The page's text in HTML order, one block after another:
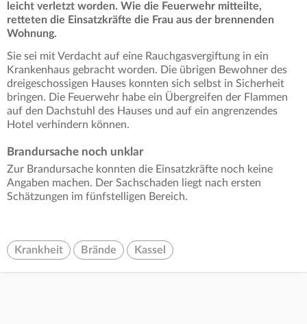
leicht verletzt worden. Wie die Feuerwehr mitteilte,
retteten die Einsatzkräfte die Frau aus der brennenden
Wohnung.
Sie sei mit Verdacht auf eine Rauchgasvergiftung in ein
Krankenhaus gebracht worden. Die übrigen Bewohner des
dreigeschossigen Hauses konnten sich selbst in Sicherheit
bringen. Die Feuerwehr habe ein Übergreifen der Flammen
auf den Dachstuhl des Hauses und auf ein angrenzendes
Hotel verhindern können.
Brandursache noch unklar
Zur Brandursache konnten die Einsatzkräfte noch keine
Angaben machen. Der Sachschaden liegt nach ersten
Schätzungen im fünfstelligen Bereich.
Krankheit Brände Kassel